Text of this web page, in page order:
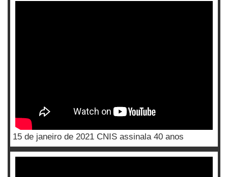
15 de janeiro de 2021 CNIS assinala 40 anos